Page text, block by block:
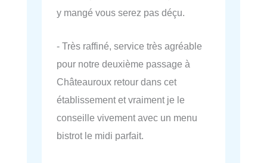
y mangé vous serez pas déçu.
- Très raffiné, service très agréable
pour notre deuxième passage à
Châteauroux retour dans cet
établissement et vraiment je le
conseille vivement avec un menu
bistrot le midi parfait.